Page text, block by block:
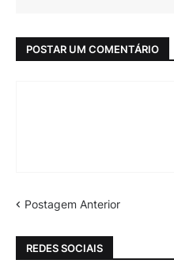
POSTAR UM COMENTÁRIO
Postagem Anterior
REDES SOCIAIS